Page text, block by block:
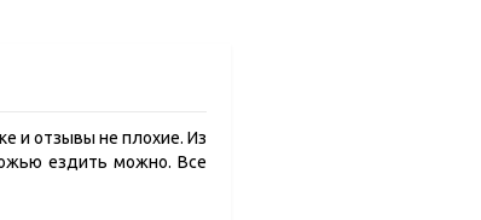
и отзывы не плохие. Из
ездить можно. Все